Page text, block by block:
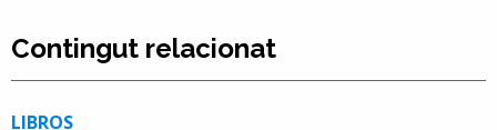
Contingut relacionat
LIBROS